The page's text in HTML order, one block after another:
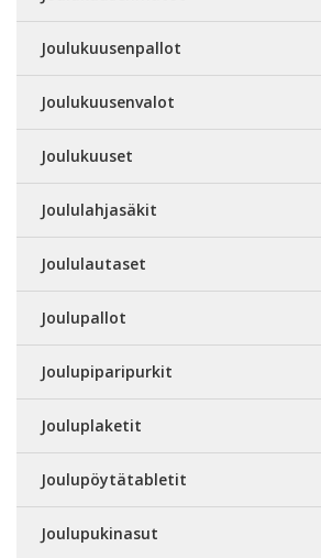
Joulukuusenpallot
Joulukuusenvalot
Joulukuuset
Joululahjasäkit
Joululautaset
Joulupallot
Joulupiparipurkit
Jouluplaketit
Joulupöytätabletit
Joulupukinasut